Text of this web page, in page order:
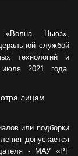
«Волна Ньюз»,
службой
технологий и
июля 2021 года.
лицам
или подборки
допускается
- МАУ «РГ